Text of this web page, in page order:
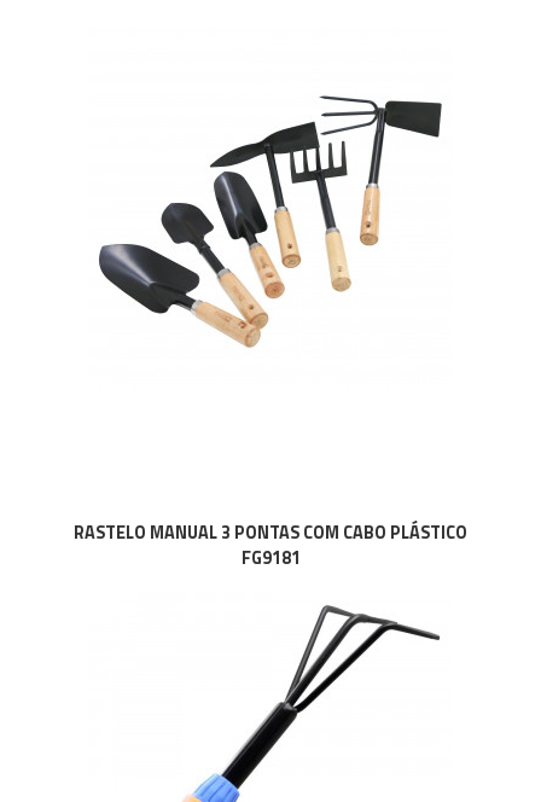
RASTELO MANUAL 3 PONTAS COM CABO PLÁSTICO
FG9181